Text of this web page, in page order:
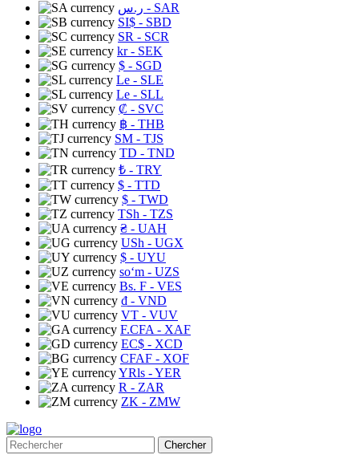
ر.س - SAR
SI$ - SBD
SR - SCR
kr- SEK
$ - SGD
Le - SLE
Le - SLL
₡ - SVC
฿ - THB
ЅМ - TJS
TD - TND
₺ - TRY
$ - TTD
$ - TWD
TSh - TZS
₴ - UAH
USh - UGX
$ - UYU
soʻm - UZS
Bs. F - VES
₫ - VND
VT - VUV
F.CFA - XAF
EC$ - XCD
CFAF - XOF
YRls - YER
R - ZAR
ZK - ZMW
Chercher